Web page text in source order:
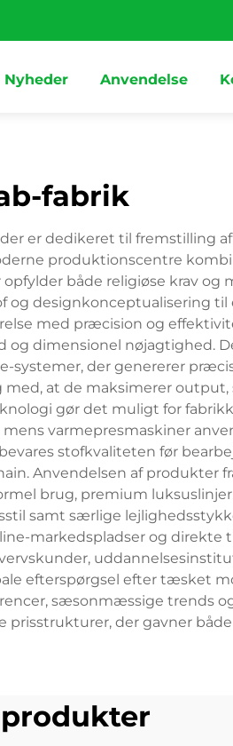
Nyheder Anvendelse
fabrik
er dedikeret til
produktionscentre
både religiøse krav
og designkonceptualisering
med præcision og
dimensionel nøjagtighed.
der genererer
at de maksimerer
gør det muligt for
varmepresmaskiner
stofkvaliteten før
Anvendelsen af produkter
brug, premium
samt særlige
markedspladser og direkte
efterspørgsel efter tæsket
sæsonmæssige trends
der gavner